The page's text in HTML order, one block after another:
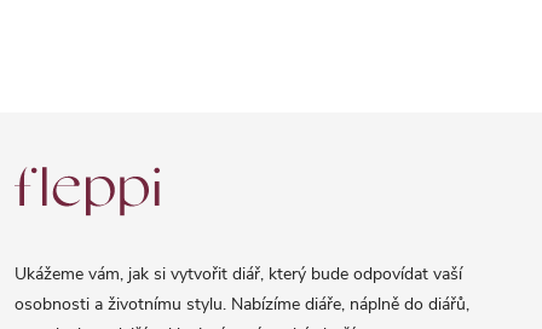
á
Ukážeme vám, jak si vytvořit diář, který bude odpovídat vaší
osobnosti a životnímu stylu. Nabízíme diáře, náplně do diářů,